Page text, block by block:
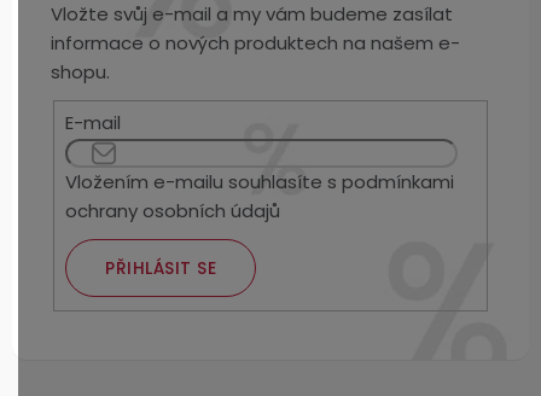
Vložte svůj e-mail a my vám budeme zasílat
informace o nových produktech na našem e-
shopu.
E-mail
Vložením e-mailu souhlasíte spodmínkami
ochrany osobních údajů
PŘIHLÁSIT SE